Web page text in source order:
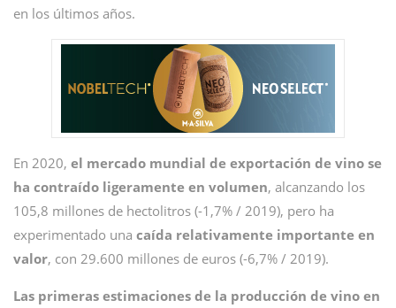
en los últimos años.
En 2020, el mercado mundial de exportación de vino se
ha contraído ligeramente en volumen, alcanzando los
105,8 millones de hectolitros (-1,7% / 2019), pero ha
experimentado una caída relativamente importante en
valor, con 29.600 millones de euros (-6,7% / 2019).
Las primeras estimaciones de la producción de vino en